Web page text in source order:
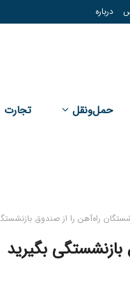
درباره
حمل‌و‌نقل تجارت
راه‌آهن را از صندوق
بگیرید